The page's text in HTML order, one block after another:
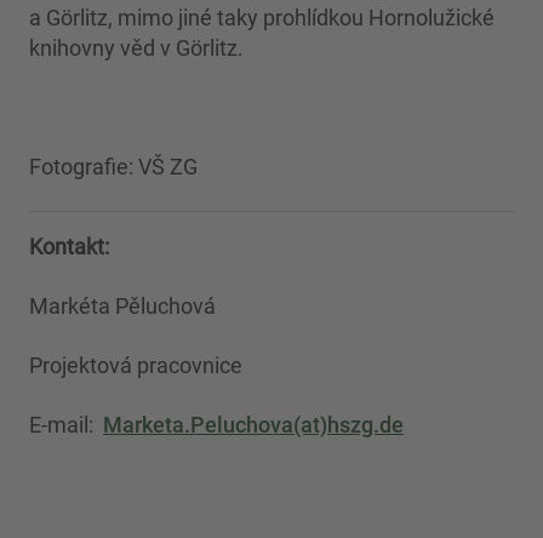
a Görlitz, mimo jiné taky prohlídkou Hornolužické
knihovny věd v Görlitz.
Fotografie: VŠ ZG
Kontakt:
Markéta Pěluchová
Projektová pracovnice
E-mail: Marketa.Peluchova(at)hszg.de